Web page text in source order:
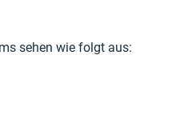
sehen wie folgt aus: